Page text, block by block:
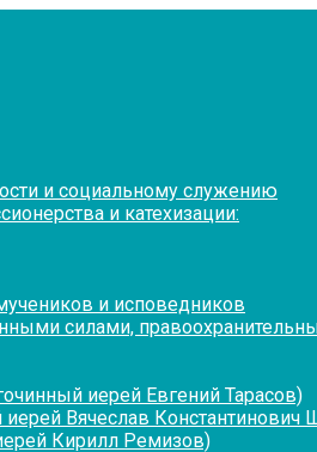
и социальному служению
и катехизации:
и исповедников
силами,
иерей Евгений Тарасов)
Вячеслав Константинович
Кирилл Ремизов)